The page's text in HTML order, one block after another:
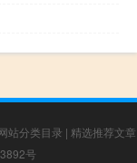
站分类目录 | 精选推荐文章
号